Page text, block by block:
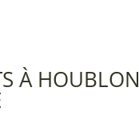
À HOUBLON